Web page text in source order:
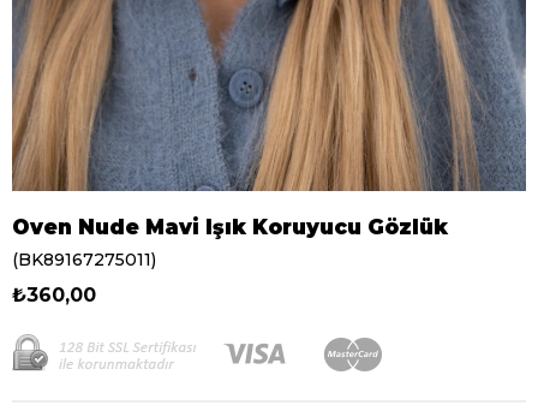
Oven Nude Mavi Işık Koruyucu Gözlük
(BK89167275011)
₺360,00